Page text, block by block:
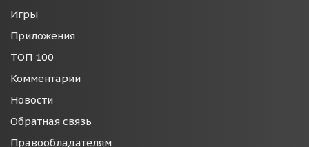
Игры
Приложения
ТОП 100
Комментарии
Новости
Обратная связь
Правообладателям